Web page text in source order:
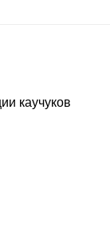
каучуков